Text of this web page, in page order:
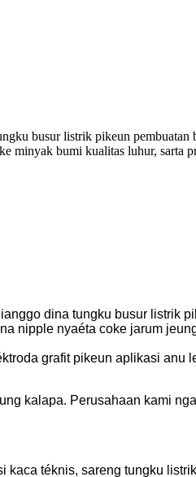
busur listrik pikeun
minyak bumi kualitas luhur, sarta
dina tungku busur listrik
nipple nyaéta coke jarum
grafit pikeun aplikasi anu
kalapa. Perusahaan kami
téknis, sareng tungku